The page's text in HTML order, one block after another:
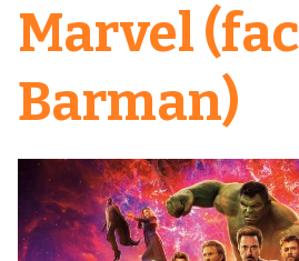
Marvel
Barman)